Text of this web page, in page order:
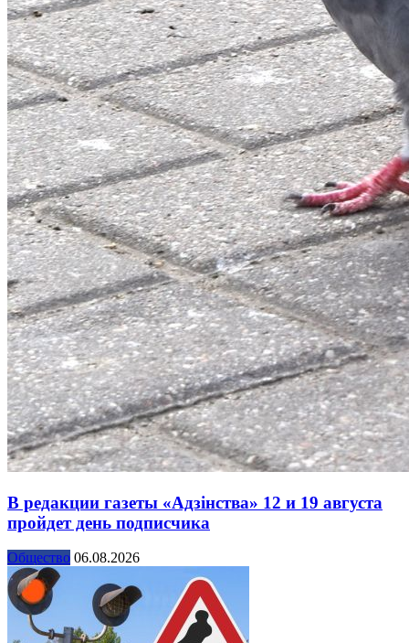
В редакции газеты «Адзінства» 12 и 19 августа
пройдет день подписчика
Общество 06.08.2026